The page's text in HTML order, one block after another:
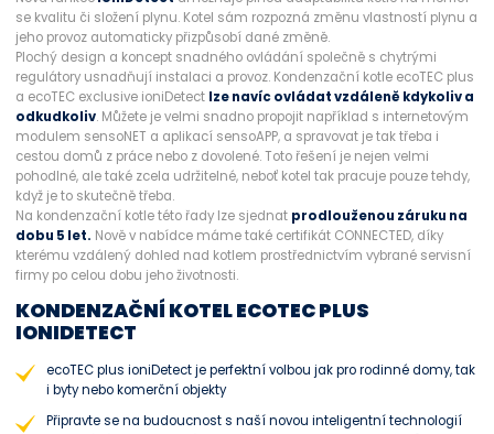
se kvalitu či složení plynu. Kotel sám rozpozná změnu vlastností plynu a
jeho provoz automaticky přizpůsobí dané změně.
Plochý design a koncept snadného ovládání společně s chytrými
regulátory usnadňují instalaci a provoz. Kondenzační kotle ecoTEC plus
a ecoTEC exclusive ioniDetect
lze navíc ovládat vzdáleně kdykoliv a
odkudkoliv. Můžete je velmi snadno propojit například s internetovým
modulem sensoNET a aplikací sensoAPP, a spravovat je tak třeba i
cestou domů z práce nebo z dovolené. Toto řešení je nejen velmi
pohodlné, ale také zcela udržitelné, neboť kotel tak pracuje pouze tehdy,
když je to skutečně třeba.
Na kondenzační kotle této řady lze sjednat prodlouženou záruku na
dobu 5 let. Nově v nabídce máme také certifikát CONNECTED, díky
kterému vzdálený dohled nad kotlem prostřednictvím vybrané servisní
firmy po celou dobu jeho životnosti.
KONDENZAČNÍ KOTEL ECOTEC PLUS
IONIDETECT
ecoTEC plus ioniDetect je perfektní volbou jak pro rodinné domy, tak
i byty nebo komerční objekty
Připravte se na budoucnost s naší novou inteligentní technologií